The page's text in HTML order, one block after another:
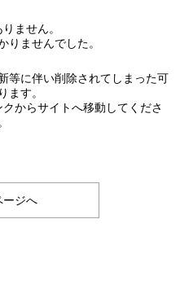
ません。
りませんでした。
等に伴い削除されてしまった可
ます。
からサイトへ移動してくださ
ージへ